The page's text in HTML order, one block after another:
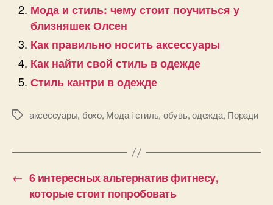
Мода и стиль: чему стоит поучиться у
близняшек Олсен
Как правильно носить аксессуары
Как найти свой стиль в одежде
Стиль кантри в одежде
Позначки
аксессуары, бохо, Мода і стиль, обувь,одежда, Поради
← 6 интересных альтернатив фитнесу,
которые стоит попробовать